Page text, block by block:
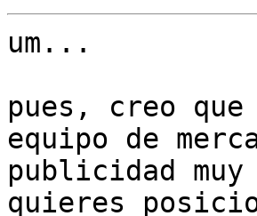
um...
pues, creo
equipo de
publicidad
quieres